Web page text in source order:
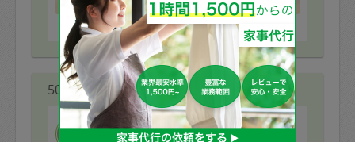
※依頼者の依頼当時の主観的な感想です。
50代 女性より
アカネ